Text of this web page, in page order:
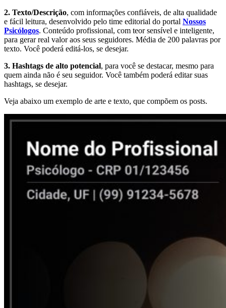
2. Texto/Descrição, com informações confiáveis, de alta qualidade
e fácil leitura, desenvolvido pelo time editorial do portal Nossos
Psicólogos. Conteúdo profissional, com teor sensível e inteligente,
para gerar real valor aos seus seguidores. Média de 200 palavras por
texto. Você poderá editá-los, se desejar.
3. Hashtags de alto potencial, para você se destacar, mesmo para
quem ainda não é seu seguidor. Você também poderá editar suas
hashtags, se desejar.
Veja abaixo um exemplo de arte e texto, que compõem os posts.